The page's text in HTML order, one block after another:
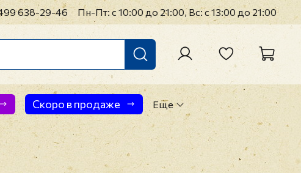
638-29-46 Пн-Пт: с 10:00 до 21:00, Вс: с 13:00 до 21:00
Скоро в продаже Еще